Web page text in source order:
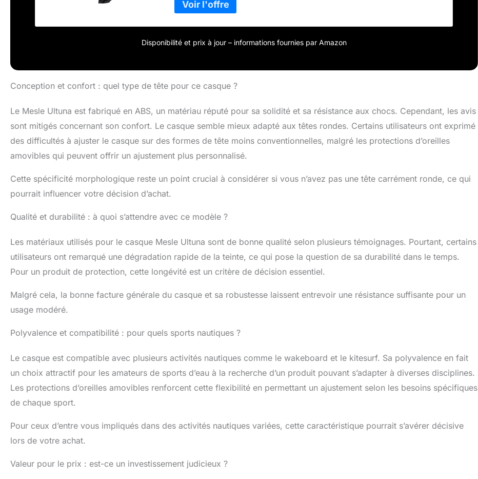
ABS résistante aux chocs, doublure EVA agréable, douce et à séchage
rapide pour une protection maximale en cas de choc, certifiée CE EN 1385
TAILLES : (tour de tête) : XS (52-54 cm), S (54-56 cm), M (56-58 cm), L (58-
Disponibilité et prix à jour – informations fournies par Amazon
Conception et confort : quel type de tête pour ce casque ?
Le Mesle Ultuna est fabriqué en ABS, un matériau réputé pour sa solidité et sa résistance aux chocs. Cependant, les avis
sont mitigés concernant son confort. Le casque semble mieux adapté aux têtes rondes. Certains utilisateurs ont exprimé
des difficultés à ajuster le casque sur des formes de tête moins conventionnelles, malgré les protections d’oreilles
amovibles qui peuvent offrir un ajustement plus personnalisé.
Cette spécificité morphologique reste un point crucial à considérer si vous n’avez pas une tête carrément ronde, ce qui
pourrait influencer votre décision d’achat.
Qualité et durabilité : à quoi s’attendre avec ce modèle ?
Les matériaux utilisés pour le casque Mesle Ultuna sont de bonne qualité selon plusieurs témoignages. Pourtant, certains
utilisateurs ont remarqué une dégradation rapide de la teinte, ce qui pose la question de sa durabilité dans le temps.
Pour un produit de protection, cette longévité est un critère de décision essentiel.
Malgré cela, la bonne facture générale du casque et sa robustesse laissent entrevoir une résistance suffisante pour un
usage modéré.
Polyvalence et compatibilité : pour quels sports nautiques ?
Le casque est compatible avec plusieurs activités nautiques comme le wakeboard et le kitesurf. Sa polyvalence en fait
un choix attractif pour les amateurs de sports d’eau à la recherche d’un produit pouvant s’adapter à diverses disciplines.
Les protections d’oreilles amovibles renforcent cette flexibilité en permettant un ajustement selon les besoins spécifiques
de chaque sport.
Pour ceux d’entre vous impliqués dans des activités nautiques variées, cette caractéristique pourrait s’avérer décisive
lors de votre achat.
Valeur pour le prix : est-ce un investissement judicieux ?